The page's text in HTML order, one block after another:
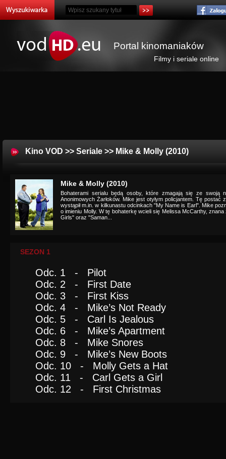
Portal kinomaniaków
Filmy i seriale online
Kino VOD >> Seriale >> Mike & Molly (2010)
Mike & Molly (2010)
Bohaterami serialu będą osoby, które zmagają się ze swoją
Anonimowych Żarłoków. Mike jest otyłym policjantem. Tę
wystąpił m.in. w kilkunastu odcinkach "My Name is Earl". Mike
o imieniu Molly. W tę bohaterkę wcieli się Melissa McCarthy,
Girls" oraz "Saman...
SEZON 1
Odc. 1 - Pilot
Odc. 2 - First Date
Odc. 3 - First Kiss
Odc. 4 - Mike’s Not Ready
Odc. 5 - Carl Is Jealous
Odc. 6 - Mike’s Apartment
Odc. 8 - Mike Snores
Odc. 9 - Mike’s New Boots
Odc. 10 - Molly Gets a Hat
Odc. 11 - Carl Gets a Girl
Odc. 12 - First Christmas